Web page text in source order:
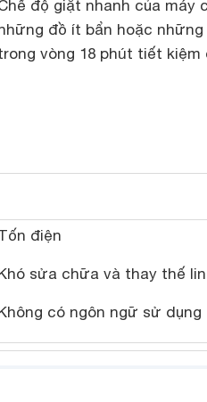
độ giặt nhanh của máy
đồ ít bẩn hoặc
vòng 18 phút tiết kiệm
điện
sửa chữa và thay thế
có ngôn ngữ sử dụng